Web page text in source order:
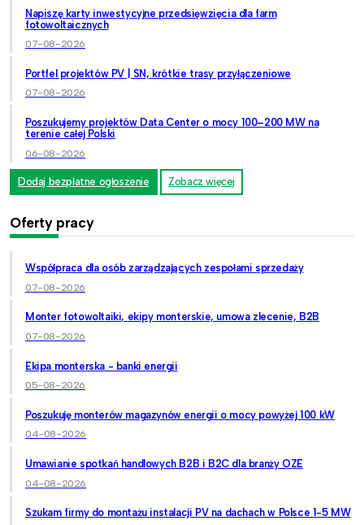
Napiszę karty inwestycyjne przedsięwzięcia dla farm
fotowoltaicznych
07-08-2026
Portfel projektów PV | SN, krótkie trasy przyłączeniowe
07-08-2026
Poszukujemy projektów Data Center o mocy 100–200 MW na
terenie całej Polski
06-08-2026
Dodaj bezpłatne ogłoszenie Zobacz więcej
Oferty pracy
Współpraca dla osób zarządzających zespołami sprzedaży
07-08-2026
Monter fotowoltaiki, ekipy monterskie, umowa zlecenie, B2B
07-08-2026
Ekipa monterska - banki energii
05-08-2026
Poszukuję monterów magazynów energii o mocy powyżej 100 kW
04-08-2026
Umawianie spotkań handlowych B2B i B2C dla branży OZE
04-08-2026
Szukam firmy do montażu instalacji PV na dachach w Polsce 1-5 MW